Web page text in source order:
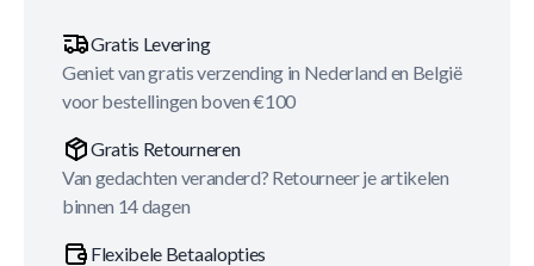
Gratis Levering
Geniet van gratis verzending in Nederland en België
voor bestellingen boven €100
Gratis Retourneren
Van gedachten veranderd? Retourneer je artikelen
binnen 14 dagen
Flexibele Betaalopties